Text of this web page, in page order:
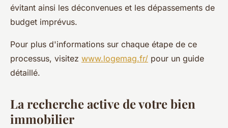
évitant ainsi les déconvenues et les dépassements de
budget imprévus.
Pour plus d'informations sur chaque étape de ce
processus, visitez www.logemag.fr/ pour un guide
détaillé.
La recherche active de votre bien
immobilier